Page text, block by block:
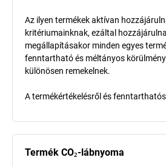
Az ilyen termékek aktívan
kritériumainknak, ezáltal
megállapításakor minden egyes
fenntartható és méltányos
különösen remekelnek.
A termékértékelésről és
Termék CO₂-lábnyoma